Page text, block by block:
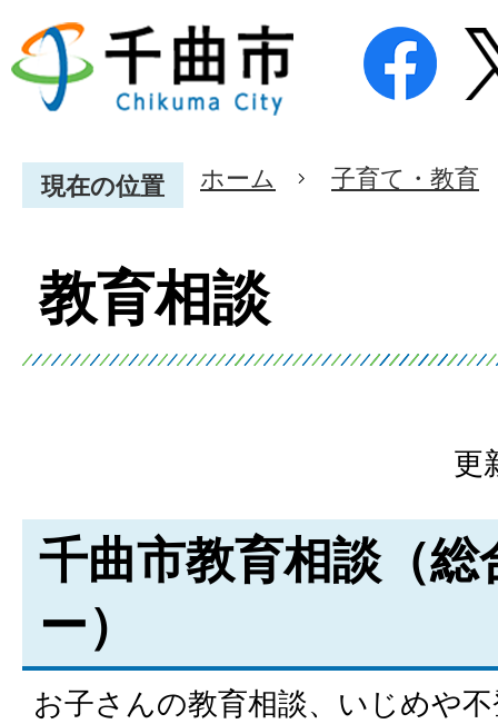
現在の位置 ホーム 子育て・教育
教育相談
更
千曲市教育相談（
ー）
お子さんの教育相談、いじめや